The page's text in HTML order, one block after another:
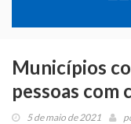
Municípios
pessoas com
5 de maio de 2021